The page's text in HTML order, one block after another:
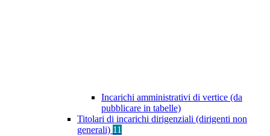
Incarichi amministrativi di vertice (da
pubblicare in tabelle)
Titolari di incarichi dirigenziali (dirigenti non
generali) 11